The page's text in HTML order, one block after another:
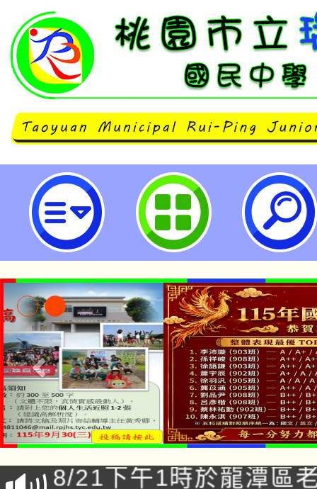
桃園市多元教育發展協會辦理「第
珠心 算暨數學國際公開邀請賽」-
民中學
「本色祭」8/29、30在
場熱烈登場!
8/21下午1時於龍潭區